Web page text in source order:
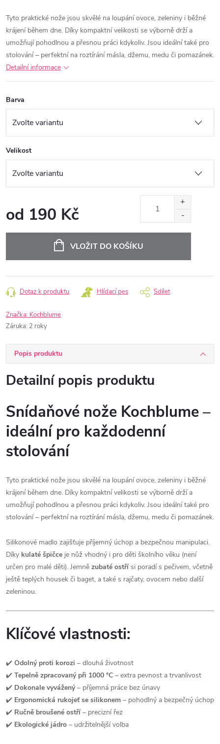
Tyto praktické nože jsou skvělé na loupání ovoce, zeleniny i běžné
krájení během dne. Díky kompaktní velikosti se výborně drží a
umožňují pohodlnou a přesnou práci kdykoliv. Jsou ideální také pro
stolování – perfektní na roztírání másla, džemu, medu či pomazánek.
Detailní informace
Barva
Velikost
od 190 Kč
VLOŽIT DO KOŠÍKU
Dotaz k produktu Hlídací pes Sdílet
Značka: Kochblume
Záruka: 2 roky
Popis produktu
Detailní popis produktu
Snídaňové nože Kochblume –
ideální pro každodenní
stolování
Tyto praktické nože jsou skvělé na loupání ovoce, zeleniny i běžné
krájení během dne. Díky kompaktní velikosti se výborně drží a
umožňují pohodlnou a přesnou práci kdykoliv. Jsou ideální také pro
stolování – perfektní na roztírání másla, džemu, medu či pomazánek.
Silikonové madlo zajišťuje příjemný úchop a bezpečnou manipulaci.
Díky kulaté špičce je nůž vhodný i pro děti školního věku (není
určen pro malé děti). Jemně zubaté ostří si poradí s pečivem, včetně
ještě teplých housek či baget, a také s rajčaty, ovocem nebo další
zeleninou.
Klíčové vlastnosti:
✔️ Odolný proti korozi – dlouhá životnost
✔️ Tepelně zpracovaný při 1000 °C – extra pevnost a trvanlivost
✔️ Dokonale vyvážený– příjemná práce bez únavy
✔️ Ergonomická rukojeť se silikonem – pohodlný a bezpečný úchop
✔️ Ručně broušené ostří – precizní řez
✔️ Ekologické jádro – udržitelnější volba